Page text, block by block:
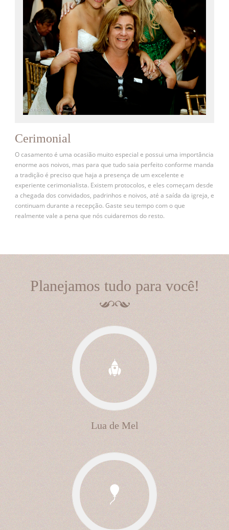
Cerimonial
O casamento é uma ocasião muito especial e possui uma importância
enorme aos noivos, mas para que tudo saia perfeito conforme manda
a tradição é preciso que haja a presença de um excelente e
experiente cerimonialista. Existem protocolos, e eles começam desde
a chegada dos convidados, padrinhos e noivos, até a saída da igreja, e
continuam durante a recepção. Gaste seu tempo com o que
realmente vale a pena que nós cuidaremos do resto.
Planejamos tudo para você!
Lua de Mel